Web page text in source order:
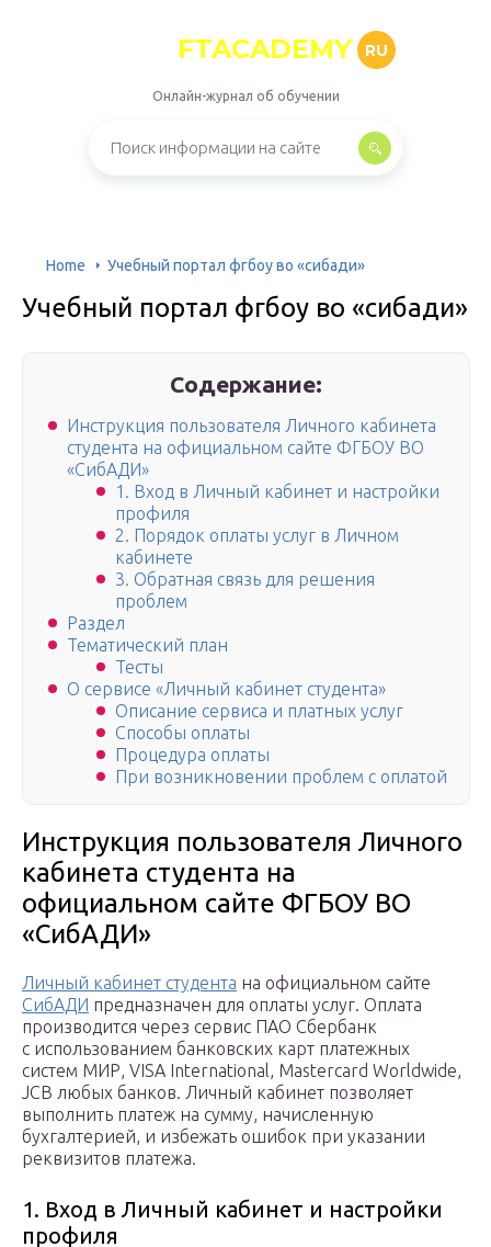
FTACADEMY RU
Онлайн-журнал об обучении
Home Учебный портал фгбоу во «сибади»
Учебный портал фгбоу во «сибади»
Содержание:
Инструкция пользователя Личного кабинета
студента на официальном сайте ФГБОУ ВО
«СибАДИ»
1. Вход в Личный кабинет и настройки
профиля
2. Порядок оплаты услуг в Личном
кабинете
3. Обратная связь для решения
проблем
Раздел
Тематический план
Тесты
О сервисе «Личный кабинет студента»
Описание сервиса и платных услуг
Способы оплаты
Процедура оплаты
При возникновении проблем с оплатой
Инструкция пользователя Личного
кабинета студента на
официальном сайте ФГБОУ ВО
«СибАДИ»
Личный кабинет студента на официальном сайте
СибАДИ предназначен для оплаты услуг. Оплата
производится через сервис ПАО Сбербанк
с использованием банковских карт платежных
систем МИР, VISA International, Mastercard Worldwide,
JCB любых банков. Личный кабинет позволяет
выполнить платеж на сумму, начисленную
бухгалтерией, и избежать ошибок при указании
реквизитов платежа.
1. Вход в Личный кабинет и настройки
профиля